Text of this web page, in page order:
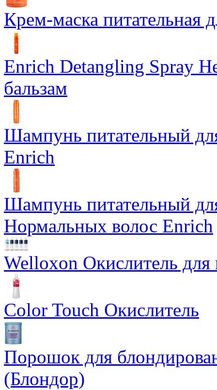
Крем-маска питательная
Enrich Detangling Spray
бальзам
Шампунь питательный
Enrich
Шампунь питательный
Нормальных волос Enrich
Welloxon Окислитель для
Color Touch Окислитель
Порошок для
(Блондор)